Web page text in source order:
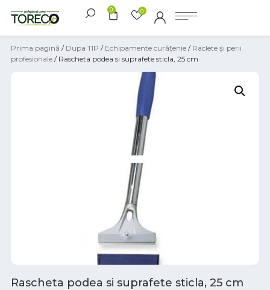
0 0
Prima pagină / Dupa TIP / Echipamente curățenie / Raclete și perii
profesionale / Rascheta podea si suprafete sticla, 25 cm
Rascheta podea si suprafete sticla, 25 cm